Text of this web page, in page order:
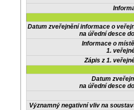
Datum zveřejnění informace o
na úřední desce
Informace o
1.
Zápis z 1.
Datum
na úřední desce
Významný negativní vliv na